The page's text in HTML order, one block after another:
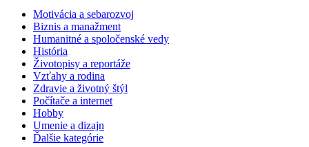
Motivácia a sebarozvoj
Biznis a manažment
Humanitné a spoločenské vedy
História
Životopisy a reportáže
Vzťahy a rodina
Zdravie a životný štýl
Počítače a internet
Hobby
Umenie a dizajn
Ďalšie kategórie